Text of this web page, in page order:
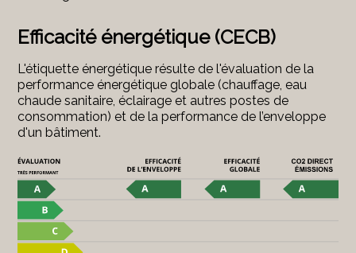
Efficacité énergétique (CECB)
L'étiquette énergétique résulte de l'évaluation de la
performance énergétique globale (chauffage, eau
chaude sanitaire, éclairage et autres postes de
consommation) et de la performance de l’enveloppe
d'un bâtiment.